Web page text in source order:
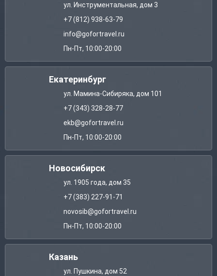
ул. Инструментальная, дом 3
+7 (812) 938-63-79
info@gofortravel.ru
Пн-Пт, 10:00-20:00
Екатеринбург
ул. Мамина-Сибиряка, дом 101
+7 (343) 328-28-77
ekb@gofortravel.ru
Пн-Пт, 10:00-20:00
Новосибирск
ул. 1905 года, дом 35
+7 (383) 227-91-71
novosib@gofortravel.ru
Пн-Пт, 10:00-20:00
Казань
ул. Пушкина, дом 52